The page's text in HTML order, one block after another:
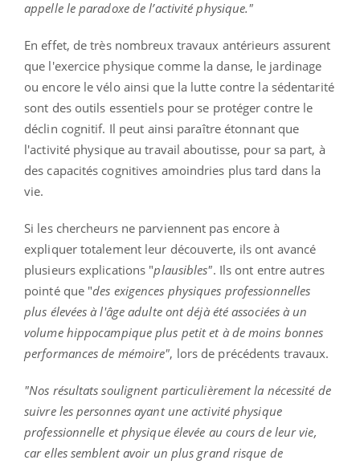
appelle le paradoxe de l’activité physique."
En effet, de très nombreux travaux antérieurs assurent
que l'exercice physique comme la danse, le jardinage
ou encore le vélo ainsi que la lutte contre la sédentarité
sont des outils essentiels pour se protéger contre le
déclin cognitif. Il peut ainsi paraître étonnant que
l'activité physique au travail aboutisse, pour sa part, à
des capacités cognitives amoindries plus tard dans la
vie.
Si les chercheurs ne parviennent pas encore à
expliquer totalement leur découverte, ils ont avancé
plusieurs explications "plausibles". Ils ont entre autres
pointé que "des exigences physiques professionnelles
plus élevées à l'âge adulte ont déjà été associées à un
volume hippocampique plus petit et à de moins bonnes
performances de mémoire", lors de précédents travaux.
"Nos résultats soulignent particulièrement la nécessité de
suivre les personnes ayant une activité physique
professionnelle et physique élevée au cours de leur vie,
car elles semblent avoir un plus grand risque de